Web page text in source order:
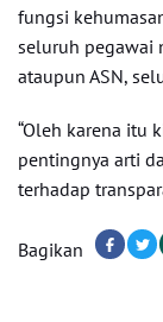
fungsi
seluruh pegawai
ataupun ASN,
“Oleh karena itu
pentingnya arti
terhadap
Bagikan